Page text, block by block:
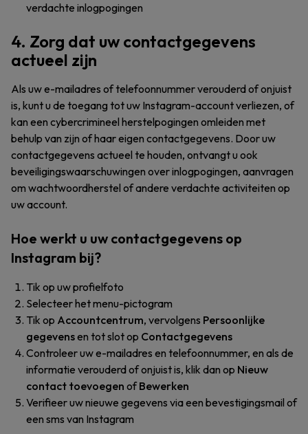
verdachte inlogpogingen
4. Zorg dat uw contactgegevens
actueel zijn
Als uw e-mailadres of telefoonnummer verouderd of onjuist
is, kunt u de toegang tot uw Instagram-account verliezen, of
kan een cybercrimineel herstelpogingen omleiden met
behulp van zijn of haar eigen contactgegevens. Door uw
contactgegevens actueel te houden, ontvangt u ook
beveiligingswaarschuwingen over inlogpogingen, aanvragen
om wachtwoordherstel of andere verdachte activiteiten op
uw account.
Hoe werkt u uw contactgegevens op
Instagram bij?
Tik op uw profielfoto
Selecteer het menu-pictogram
Tik op Accountcentrum, vervolgens Persoonlijke
gegevensen tot slot op Contactgegevens
Controleer uw e-mailadres en telefoonnummer, en als de
informatie verouderd of onjuist is, klik dan op Nieuw
contact toevoegen ofBewerken
Verifieer uw nieuwe gegevens via een bevestigingsmail of
een sms van Instagram